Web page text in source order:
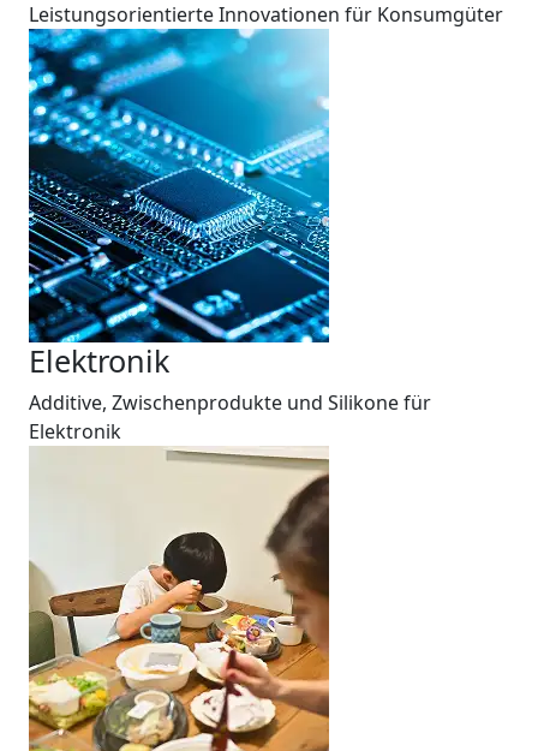
Leistungsorientierte Innovationen für Konsumgüter
Elektronik
Additive, Zwischenprodukte und Silikone für
Elektronik